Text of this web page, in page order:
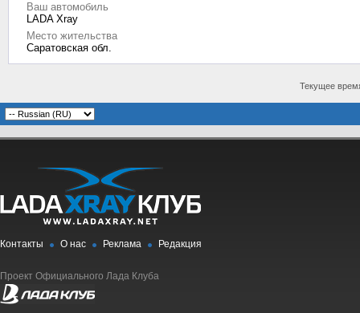
Ваш автомобиль
LADA Xray
Место жительства
Саратовская обл.
Текущее
Контакты О нас Реклама Редакция
Проект Официального Лада Клуба